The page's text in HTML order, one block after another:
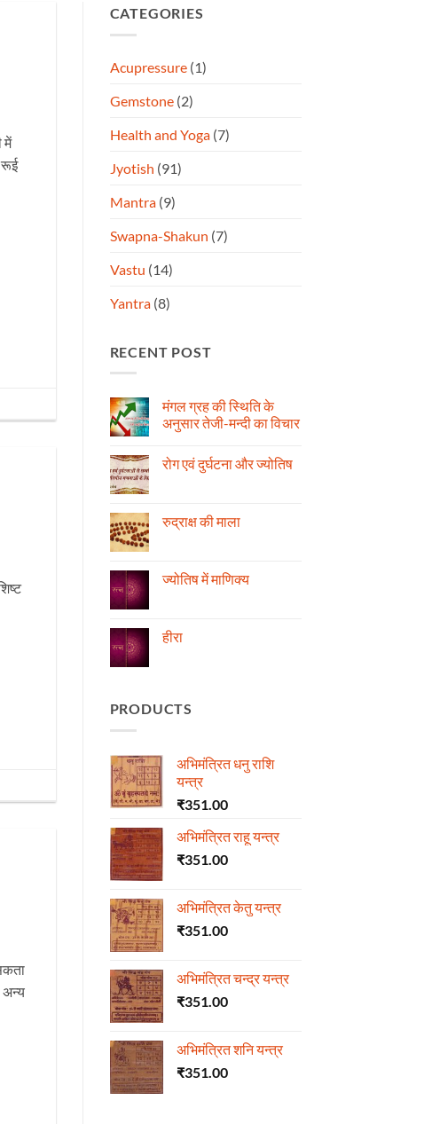
में
रूई
अन्य
CATEGORIES
Acupressure(1)
Gemstone(2)
Health and Yoga(7)
Jyotish (91)
Mantra(9)
Swapna-Shakun (7)
Vastu (14)
Yantra(8)
RECENT POST
मंगल ग्रह की स्थिति के
अनुसार तेजी-मन्दी का विचार
on
के
अनुसार
विचार
रोग एवं दुर्घटना और ज्योतिष
रोग
एवं
रुद्राक्ष की माला
रुद्राक्ष
की
ज्योतिष में माणिक्य
ज्योतिष
में
हीरा
PRODUCTS
अभिमंत्रित धनु राशि
यन्त्र
₹351.00
अभिमंत्रित राहू यन्त्र
₹351.00
अभिमंत्रित केतु यन्त्र
₹351.00
अभिमंत्रित चन्द्र यन्त्र
₹351.00
अभिमंत्रित शनि यन्त्र
₹351.00